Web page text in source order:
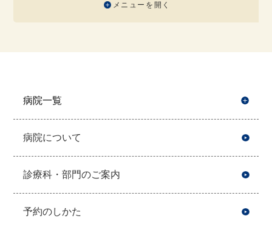
メニューを開く
病院一覧
病院について
診療科・部門のご案内
予約のしかた